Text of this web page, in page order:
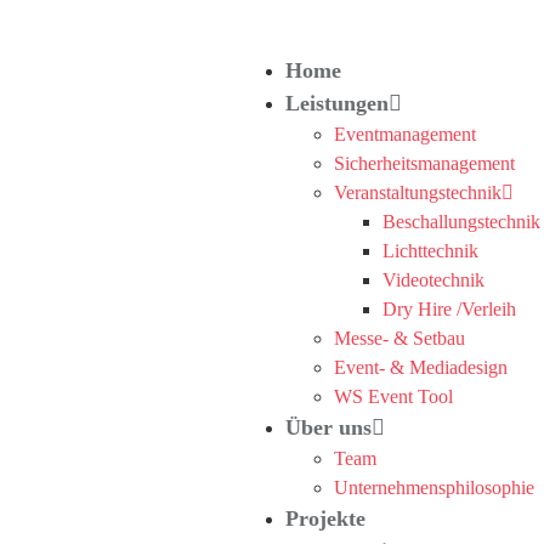
Home
Leistungen
Eventmanagement
Sicherheitsmanagement
Veranstaltungstechnik
Beschallungstechnik
Lichttechnik
Videotechnik
Dry Hire /Verleih
Messe- & Setbau
Event- & Mediadesign
WS Event Tool
Über uns
Team
Unternehmensphilosophie
Projekte